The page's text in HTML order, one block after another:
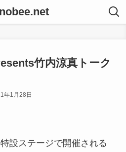
竹内涼真トーク
年1月28日
設ステージで開催される